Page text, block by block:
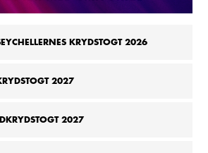
KRYDSTOGT 2026
2027
2027